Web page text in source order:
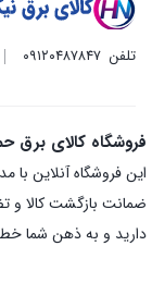
تلفن ۰۹۱۲۰۴۸۷۸۴۷
فروشگاه کالای برق
ضمانت بازگشت کالا و
دارید و به ذهن شما